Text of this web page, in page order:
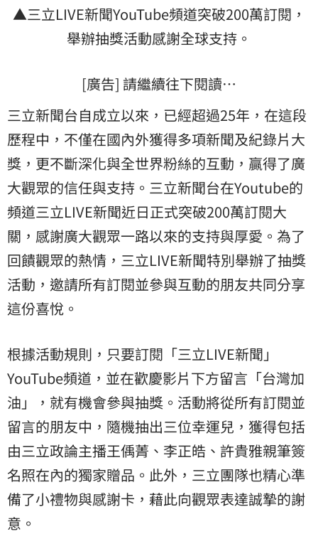
▲三立LIVE新聞YouTube頻道突破200萬訂閱，
舉辦抽獎活動感謝全球支持。
[廣告] 請繼續往下閱讀…
三立新聞台自成立以來，已經超過25年，在這段
歷程中，不僅在國內外獲得多項新聞及紀錄片大
獎，更不斷深化與全世界粉絲的互動，贏得了廣
大觀眾的信任與支持。三立新聞台在Youtube的
頻道三立LIVE新聞近日正式突破200萬訂閱大
關，感謝廣大觀眾一路以來的支持與厚愛。為了
回饋觀眾的熱情，三立LIVE新聞特別舉辦了抽獎
活動，邀請所有訂閱並參與互動的朋友共同分享
這份喜悅。
根據活動規則，只要訂閱「三立LIVE新聞」
YouTube頻道，並在歡慶影片下方留言「台灣加
油」，就有機會參與抽獎。活動將從所有訂閱並
留言的朋友中，隨機抽出三位幸運兒，獲得包括
由三立政論主播王偊菁、李正皓、許貴雅親筆簽
名照在內的獨家贈品。此外，三立團隊也精心準
備了小禮物與感謝卡，藉此向觀眾表達誠摯的謝
意。